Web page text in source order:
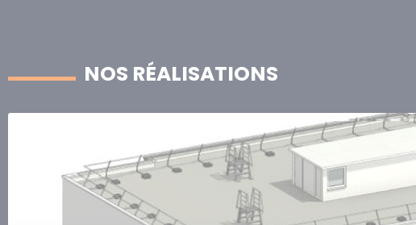
NOS RÉALISATIONS